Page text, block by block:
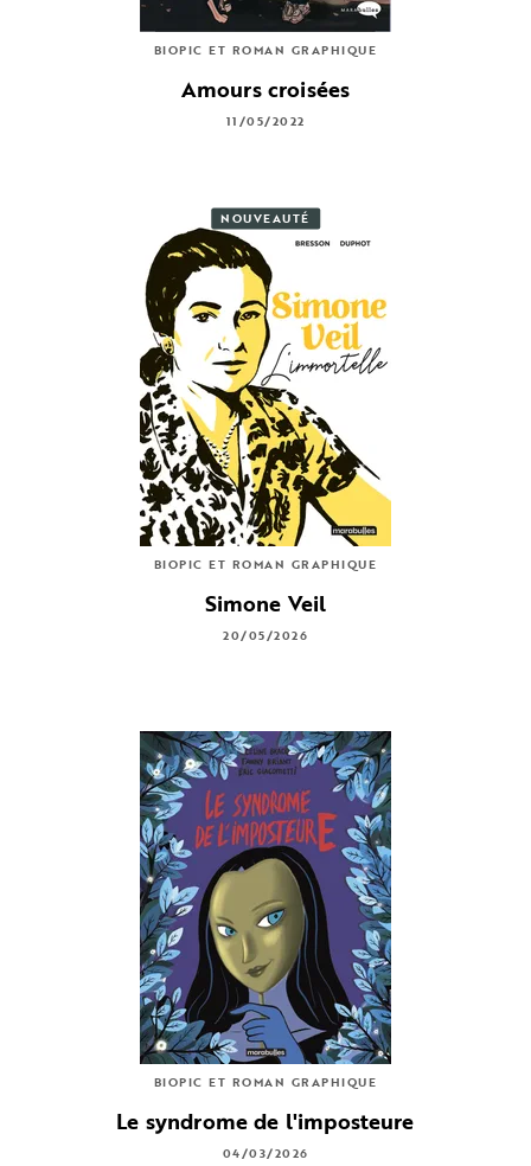
BIOPIC ET ROMAN GRAPHIQUE
Amours croisées
11/05/2022
NOUVEAUTÉ
BIOPIC ET ROMAN GRAPHIQUE
Simone Veil
20/05/2026
BIOPIC ET ROMAN GRAPHIQUE
Le syndrome de l'imposteure
04/03/2026